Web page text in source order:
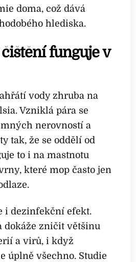
doma, což dává
hlediska.
funguje v
vody zhruba na
Vzniklá pára se
nerovností a
tak, že se oddělí od
to i na mastnotu
které mop často jen
i dezinfekční efekt.
dokáže zničit většinu
a virů, i když
úplně všechno. Studie